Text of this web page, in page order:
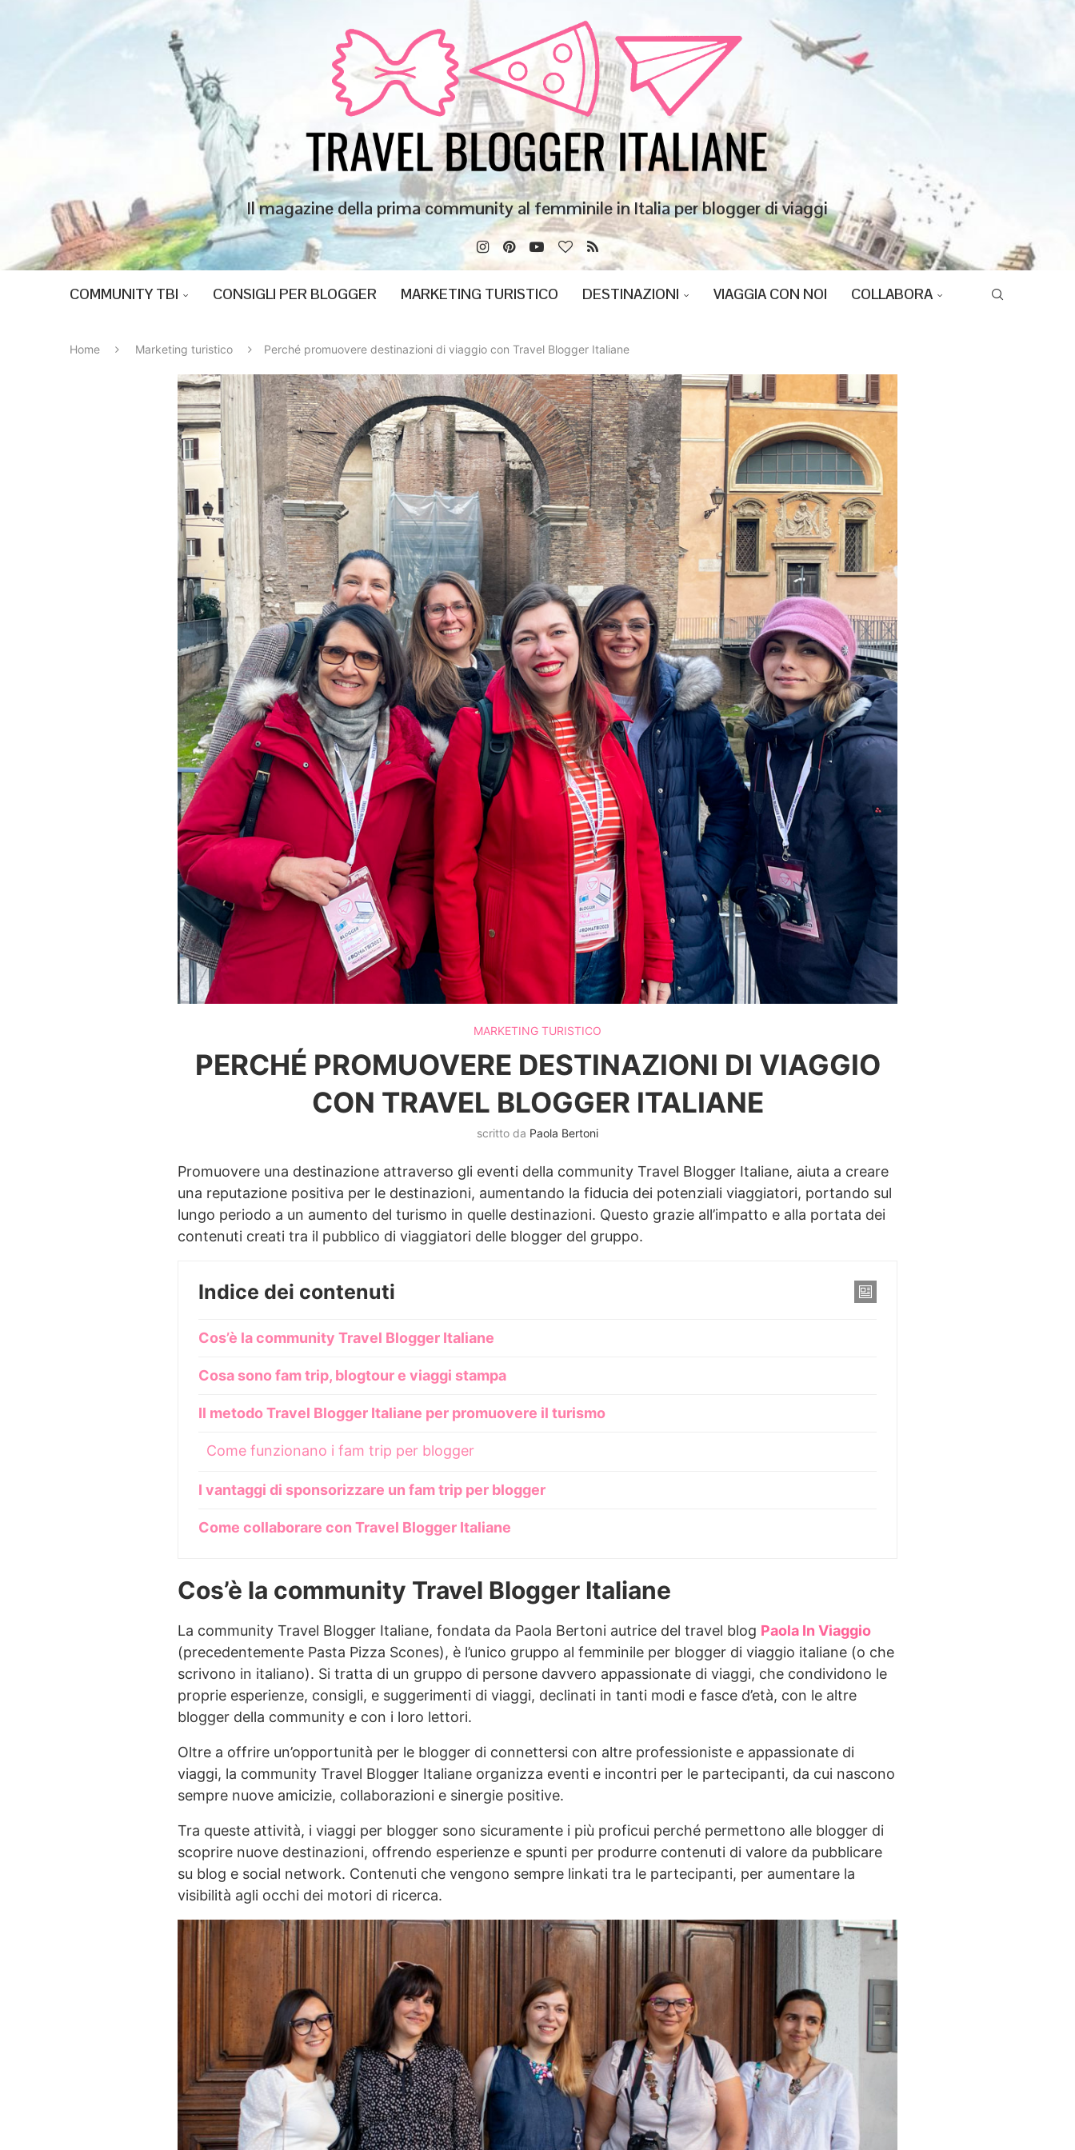
Il magazine della prima community al femminile in Italia per blogger di viaggi
COMMUNITY TBI CONSIGLI PER BLOGGER MARKETING TURISTICO DESTINAZIONI VIAGGIA CON NOI COLLABORA
Home Marketing turistico Perché promuovere destinazioni di viaggio con Travel Blogger Italiane
MARKETING TURISTICO
PERCHÉ PROMUOVERE DESTINAZIONI DI VIAGGIO
CON TRAVEL BLOGGER ITALIANE
scritto da Paola Bertoni
Promuovere una destinazione attraverso gli eventi della community Travel Blogger Italiane, aiuta a creare
una reputazione positiva per le destinazioni, aumentando la fiducia dei potenziali viaggiatori, portando sul
lungo periodo a un aumento del turismo in quelle destinazioni. Questo grazie all’impatto e alla portata dei
contenuti creati tra il pubblico di viaggiatori delle blogger del gruppo.
Indice dei contenuti
Cos’è la community Travel Blogger Italiane
Cosa sono fam trip, blogtour e viaggi stampa
Il metodo Travel Blogger Italiane per promuovere il turismo
Come funzionano i fam trip per blogger
I vantaggi di sponsorizzare un fam trip per blogger
Come collaborare con Travel Blogger Italiane
Cos’è la community Travel Blogger Italiane
La community Travel Blogger Italiane, fondata da Paola Bertoni autrice del travel blog Paola In Viaggio
(precedentemente Pasta Pizza Scones), è l’unico gruppo al femminile per blogger di viaggio italiane (o che
scrivono in italiano). Si tratta di un gruppo di persone davvero appassionate di viaggi, che condividono le
proprie esperienze, consigli, e suggerimenti di viaggi, declinati in tanti modi e fasce d’età, con le altre
blogger della community e con i loro lettori.
Oltre a offrire un’opportunità per le blogger di connettersi con altre professioniste e appassionate di
viaggi, la community Travel Blogger Italiane organizza eventi e incontri per le partecipanti, da cui nascono
sempre nuove amicizie, collaborazioni e sinergie positive.
Tra queste attività, i viaggi per blogger sono sicuramente i più proficui perché permettono alle blogger di
scoprire nuove destinazioni, offrendo esperienze e spunti per produrre contenuti di valore da pubblicare
su blog e social network. Contenuti che vengono sempre linkati tra le partecipanti, per aumentare la
visibilità agli occhi dei motori di ricerca.